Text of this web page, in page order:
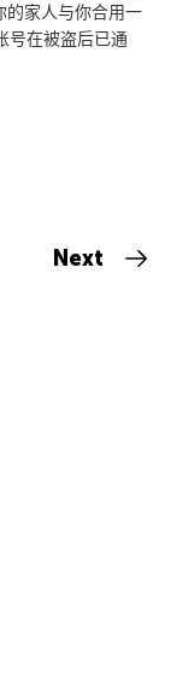
家人与你合用一
号在被盗后已通
Next